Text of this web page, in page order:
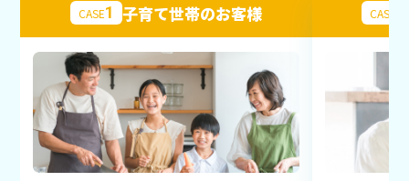
CASE1 子育て世帯のお客様 CASE